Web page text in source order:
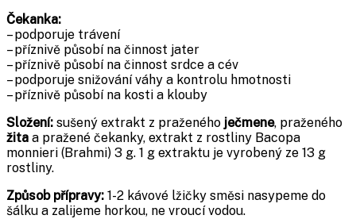
Čekanka:
– podporuje trávení
– příznivě působí na činnost jater
– příznivě působí na činnost srdce a cév
– podporuje snižování váhy a kontrolu hmotnosti
– příznivě působí na kosti a klouby
Složení: sušený extrakt z praženého ječmene, praženého
žita a pražené čekanky, extrakt z rostliny Bacopa
monnieri (Brahmi) 3 g. 1 g extraktu je vyrobený ze 13 g
rostliny.
Způsob přípravy: 1-2 kávové lžičky směsi nasypeme do
šálku a zalijeme horkou, ne vroucí vodou.